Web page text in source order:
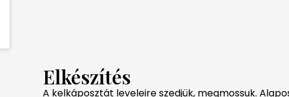
Elkészítés
A kelkáposztát leveleire szedjük, megmossuk.